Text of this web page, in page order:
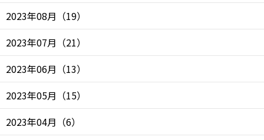
2023年08月 （19）
2023年07月 （21）
2023年06月 （13）
2023年05月 （15）
2023年04月 （6）